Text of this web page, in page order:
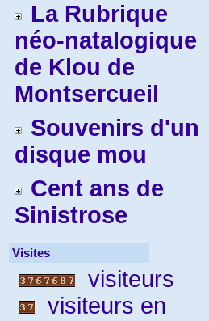
La Rubrique
néo-natalogique
de Klou de
Montsercueil
Souvenirs d'un
disque mou
Cent ans de
Sinistrose
Visites
visiteurs
visiteurs en